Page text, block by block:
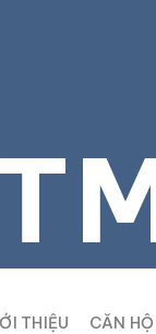
THIỆU CĂN